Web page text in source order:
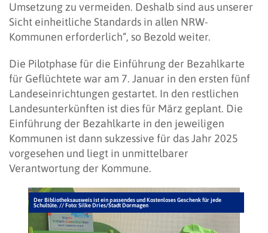
Umsetzung zu vermeiden. Deshalb sind aus unserer
Sicht einheitliche Standards in allen NRW-
Kommunen erforderlich“, so Bezold weiter.
Die Pilotphase für die Einführung der Bezahlkarte
für Geflüchtete war am 7. Januar in den ersten fünf
Landeseinrichtungen gestartet. In den restlichen
Landesunterkünften ist dies für März geplant. Die
Einführung der Bezahlkarte in den jeweiligen
Kommunen ist dann sukzessive für das Jahr 2025
vorgesehen und liegt in unmittelbarer
Verantwortung der Kommune.
Der Bibliotheksausweis ist ein passendes und Kostenloses Geschenk für jede
Schultüte. // Foto: Silke Dries/Stadt Dormagen